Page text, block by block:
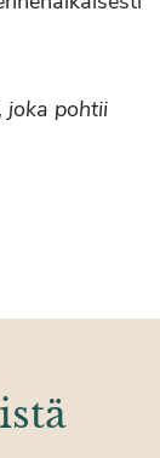
joka pohtii